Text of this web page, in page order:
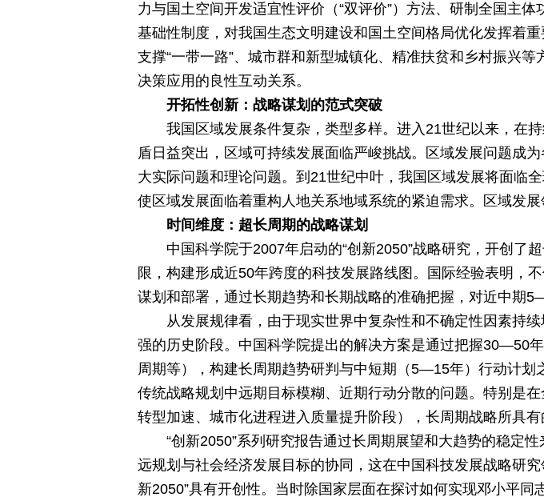
力与国土空间开发适宜性评价（“双评价”）方法、研制全国主
基础性制度，对我国生态文明建设和国土空间格局优化发挥着
支撑“一带一路”、城市群和新型城镇化、精准扶贫和乡村振兴
决策应用的良性互动关系。
开拓性创新：战略谋划的范式突破
我国区域发展条件复杂，类型多样。进入21世纪以来，在
盾日益突出，区域可持续发展面临严峻挑战。区域发展问题成
大实际问题和理论问题。到21世纪中叶，我国区域发展将面临
使区域发展面临着重构人地关系地域系统的紧迫需求。区域发
时间维度：超长周期的战略谋划
中国科学院于2007年启动的“创新2050”战略研究，开创了
限，构建形成近50年跨度的科技发展路线图。国际经验表明
谋划和部署，通过长期趋势和长期战略的准确把握，对近中期
从发展规律看，由于现实世界中复杂性和不确定性因素持
强的历史阶段。中国科学院提出的解决方案是通过把握30—50
周期等），构建长周期趋势研判与中短期（5—15年）行动计划
传统战略规划中远期目标模糊、近期行动分散的问题。特别是
转型加速、城市化进程进入质量提升阶段），长周期战略所具
“创新2050”系列研究报告通过长周期展望和大趋势的稳定
远规划与社会经济发展目标的协同，这在中国科技发展战略研
新2050”具有开创性。当时除国家层面在探讨如何实现邓小平